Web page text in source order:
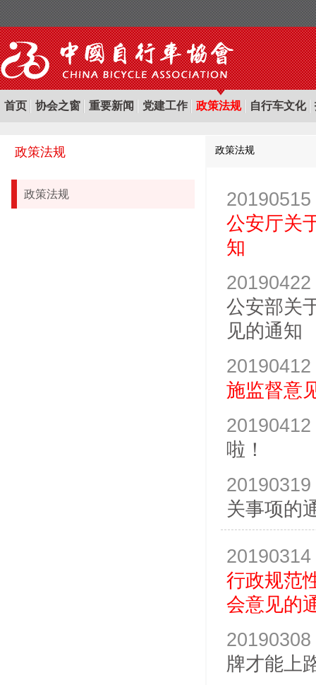
首页 协会之窗 重要新闻 党建工作 政策法规 自行车文化
政策法规
政策法规
政策法规
20190515
公安厅关
知
20190422
公安部关
见的通知
20190412
施监督意
20190412
啦！
20190319
关事项的
20190314
行政规范
会意见的
20190308
牌才能上